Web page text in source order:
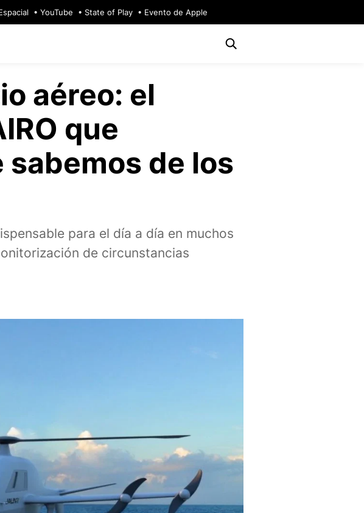
YouTube State of Play Evento de Apple
aéreo: el
que
de los
para el día a día en muchos
de circunstancias